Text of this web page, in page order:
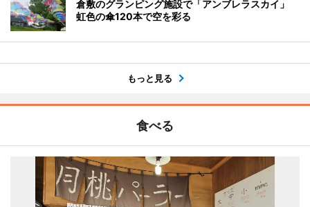
倉敷のグランピング施設で「アンブレラスカイ」
虹色の傘120本で空を彩る
もっと見る
食べる